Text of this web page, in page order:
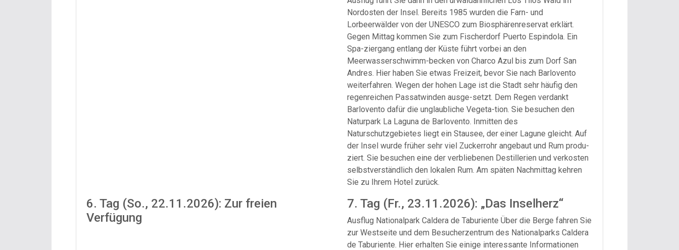
Nordosten der Insel. Bereits 1985 wurden die Farn- und
Lorbeerwälder von der UNESCO zum Biosphärenreservat erklärt.
Gegen Mittag kommen Sie zum Fischerdorf Puerto Espindola. Ein
Spa-ziergang entlang der Küste führt vorbei an den
Meerwasserschwimm-becken von Charco Azul bis zum Dorf San
Andres. Hier haben Sie etwas Freizeit, bevor Sie nach Barlovento
weiterfahren. Wegen der hohen Lage ist die Stadt sehr häufig den
regenreichen Passatwinden ausge-setzt. Dem Regen verdankt
Barlovento dafür die unglaubliche Vegeta-tion. Sie besuchen den
Naturpark La Laguna de Barlovento. Inmitten des
Naturschutzgebietes liegt ein Stausee, der einer Lagune gleicht. Auf
der Insel wurde früher sehr viel Zuckerrohr angebaut und Rum produ-
ziert. Sie besuchen eine der verbliebenen Destillerien und verkosten
selbstverständlich den lokalen Rum. Am späten Nachmittag kehren
Sie zu Ihrem Hotel zurück.
6. Tag (So., 22.11.2026): Zur freien
Verfügung
7. Tag (Fr., 23.11.2026): „Das Inselherz“
Ausflug Nationalpark Caldera de Taburiente Über die Berge fahren Sie
zur Westseite und dem Besucherzentrum des Nationalparks Caldera
de Taburiente. Hier erhalten Sie einige interessante Informationen